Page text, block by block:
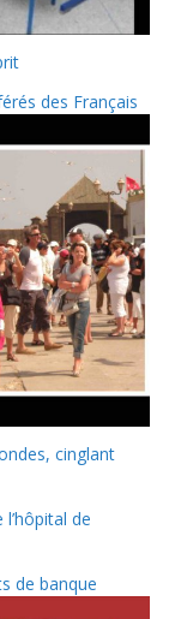
des Français
cinglant
de
de banque